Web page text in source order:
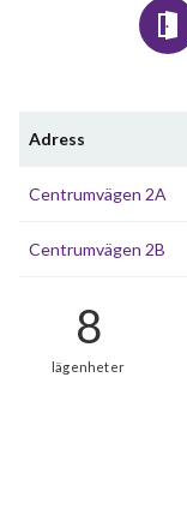
Adress
Centrumvägen 2A
Centrumvägen 2B